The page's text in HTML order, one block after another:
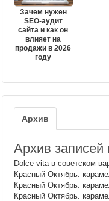
Зачем нужен
SEO-аудит
сайта и как он
влияет на
продажи в 2026
году
Архив
Архив записей
Dolce vita в советском
Красный Октябрь.
Красный Октябрь.
Красный Октябрь.